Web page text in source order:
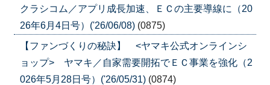
クラシコム／アプリ成長加速、ＥＣの主要導線に（20
26年6月4日号）('26/06/08) (0875)
【ファンづくりの秘訣】 <ヤマキ公式オンラインシ
ョップ> ヤマキ／自家需要開拓でＥＣ事業を強化（2
026年5月28日号）('26/05/31) (0874)